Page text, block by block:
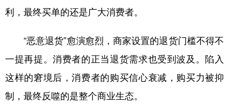
利，最终买单的还是广大消费者。
“恶意退货”愈演愈烈，商家设置的退货门槛不得不
一提再提。消费者的正当退货需求也受到波及。陷入
这样的窘境后，消费者的购买信心衰减，购买力被抑
制，最终反噬的是整个商业生态。